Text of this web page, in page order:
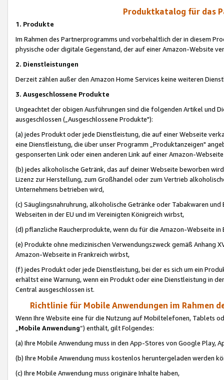
Produktkatalog für das
1. Produkte
Im Rahmen des Partnerprogramms und vorbehaltlich der in diesem
physische oder digitale Gegenstand, der auf einer Amazon-Website
2. Dienstleistungen
Derzeit zählen außer den Amazon Home Services keine weiteren
3. Ausgeschlossene Produkte
Ungeachtet der obigen Ausführungen sind die folgenden Artikel und
ausgeschlossen („Ausgeschlossene Produkte"):
(a) jedes Produkt oder jede Dienstleistung, die auf einer Webseite
eine Dienstleistung, die über unser Programm „Produktanzeigen"
gesponserten Link oder einen anderen Link auf einer Amazon-
(b) jedes alkoholische Getränk, das auf deiner Webseite beworben
Lizenz zur Herstellung, zum Großhandel oder zum Vertrieb
Unternehmens betrieben wird,
(c) Säuglingsnahruhrung, alkoholische Getränke oder Tabakwaren
Webseiten in der EU und im Vereinigten Königreich wirbst,
(d) pflanzliche Raucherprodukte, wenn du für die Amazon-Webseite in
(e) Produkte ohne medizinischen Verwendungszweck gemäß Anhang
Amazon-Webseite in Frankreich wirbst,
(f) jedes Produkt oder jede Dienstleistung, bei der es sich um ein
erhältst eine Warnung, wenn ein Produkt oder eine Dienstleistung in
Central ausgeschlossen ist.
Richtlinie für Mobile Anwendungen im Rahmen
Wenn Ihre Website eine für die Nutzung auf Mobiltelefonen, Tablets
„Mobile Anwendung“) enthält, gilt Folgendes:
(a) Ihre Mobile Anwendung muss in den App-Stores von Google Play,
(b) Ihre Mobile Anwendung muss kostenlos heruntergeladen werden
(c) Ihre Mobile Anwendung muss originäre Inhalte haben,